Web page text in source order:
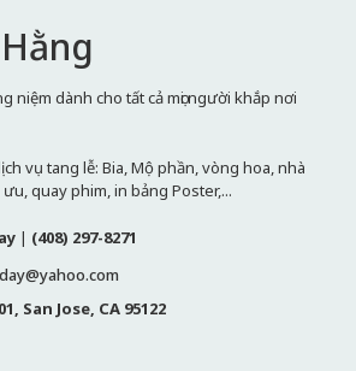
niệm dành cho tất cả mọi người khắp nơi
vụ tang lễ: Bia, Mộ phần, vòng hoa, nhà
quay phim, in bảng Poster,...
| (408) 297-8271
San Jose, CA 95122